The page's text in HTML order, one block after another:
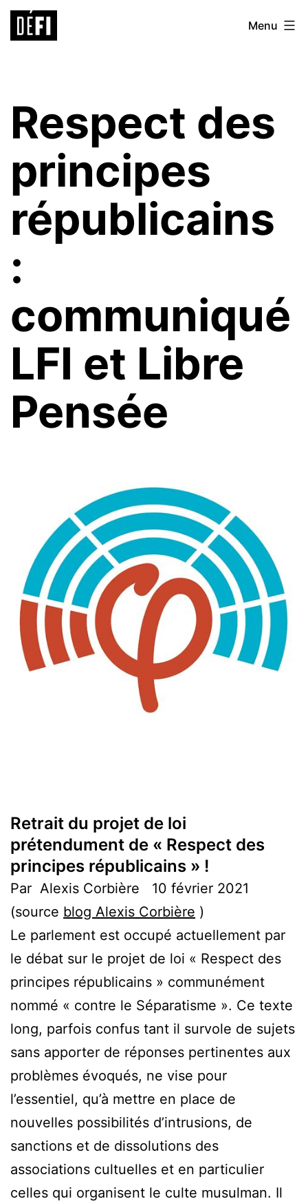
Aller
Défi
Menu
Respect des
principes
républicains
:
communiqué
LFI et Libre
Pensée
Retrait du projet de loi
prétendument de « Respect des
principes républicains » !
Par Alexis Corbière 10 février 2021
(source blog Alexis Corbière )
Le parlement est occupé actuellement par
le débat sur le projet de loi « Respect des
principes républicains » communément
nommé « contre le Séparatisme ». Ce texte
long, parfois confus tant il survole de sujets
sans apporter de réponses pertinentes aux
problèmes évoqués, ne vise pour
l’essentiel, qu’à mettre en place de
nouvelles possibilités d’intrusions, de
sanctions et de dissolutions des
associations cultuelles et en particulier
celles qui organisent le culte musulman. Il